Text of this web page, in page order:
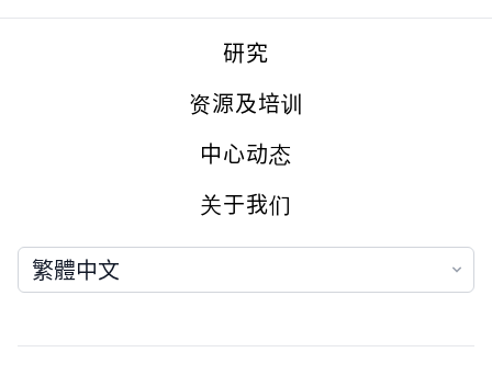
研究
资源及培训
中心动态
关于我们
语言